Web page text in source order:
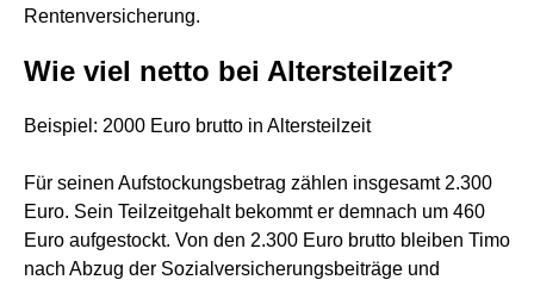
Rentenversicherung.
Wie viel netto bei Altersteilzeit?
Beispiel: 2000 Euro brutto in Altersteilzeit
Für seinen Aufstockungsbetrag zählen insgesamt 2.300
Euro. Sein Teilzeitgehalt bekommt er demnach um 460
Euro aufgestockt. Von den 2.300 Euro brutto bleiben Timo
nach Abzug der Sozialversicherungsbeiträge und